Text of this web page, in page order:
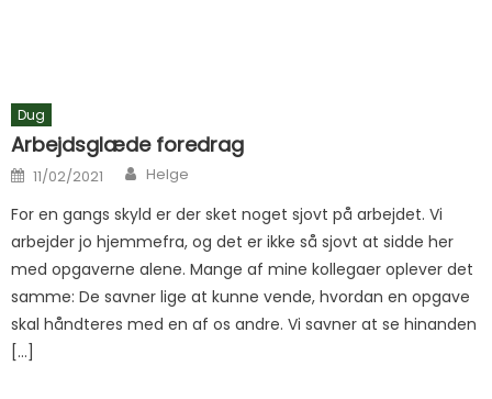
Dug
Arbejdsglæde foredrag
Posted on
11/02/2021 Author
Helge
For en gangs skyld er der sket noget sjovt på arbejdet. Vi
arbejder jo hjemmefra, og det er ikke så sjovt at sidde her
med opgaverne alene. Mange af mine kollegaer oplever det
samme: De savner lige at kunne vende, hvordan en opgave
skal håndteres med en af os andre. Vi savner at se hinanden
[…]